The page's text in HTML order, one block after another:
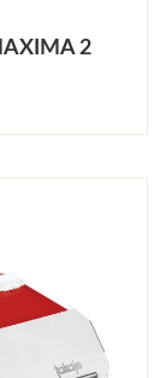
2